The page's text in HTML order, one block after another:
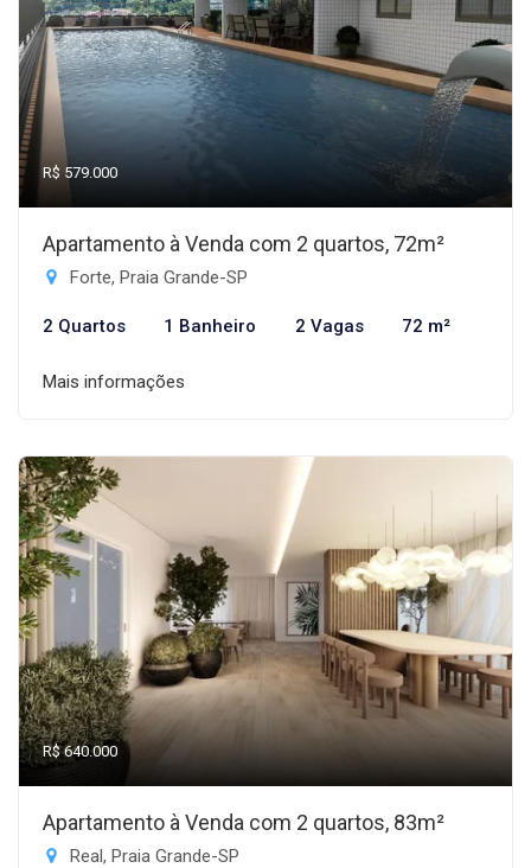
R$ 579.000
Apartamento à Venda com 2 quartos, 72m²
Forte, Praia Grande-SP
2 Quartos 1 Banheiro 2 Vagas 72 m²
Mais informações
R$ 640.000
Apartamento à Venda com 2 quartos, 83m²
Real, Praia Grande-SP